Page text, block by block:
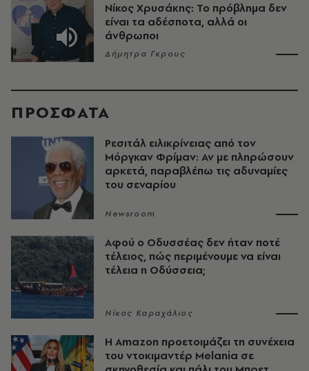
Νίκος Χρυσάκης: Το πρόβλημα δεν
είναι τα αδέσποτα, αλλά οι
άνθρωποι
Δήμητρα Γκρους
ΠΡΟΣΦΑΤΑ
Ρεσιτάλ ειλικρίνειας από τον
Μόργκαν Φρίμαν: Αν με πληρώσουν
αρκετά, παραβλέπω τις αδυναμίες
του σεναρίου
Newsroom
Αφού ο Οδυσσέας δεν ήταν ποτέ
τέλειος, πώς περιμένουμε να είναι
τέλεια η Οδύσσεια;
Νίκος Καραχάλιος
Η Amazon προετοιμάζει τη συνέχεια
του ντοκιμαντέρ Melania σε